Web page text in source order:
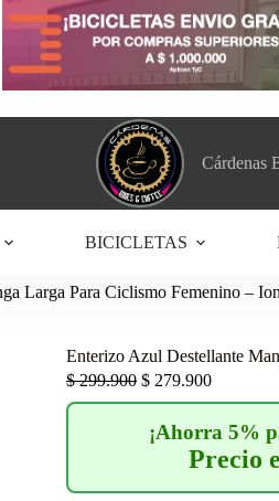
Cárdenas
BICICLETAS
Larga Para Ciclismo Femenino –
Enterizo Azul Destellante
$299.900 $ 279.900
¡Ahorra 5%
Precio